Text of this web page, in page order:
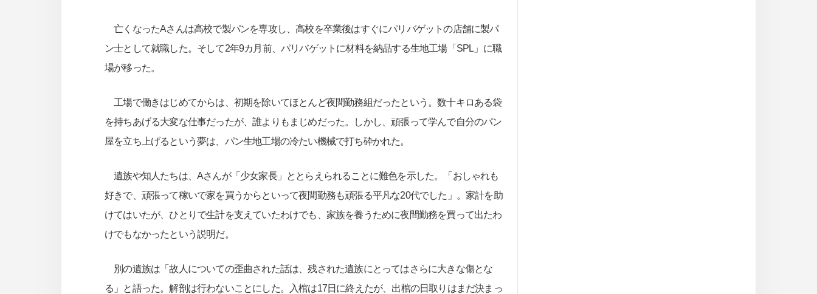
亡くなったAさんは高校で製パンを専攻し、高校を卒業後はすぐにパリバゲットの店舗に製パ
ン士として就職した。そして2年9カ月前、パリバゲットに材料を納品する生地工場「SPL」に職
場が移った。
工場で働きはじめてからは、初期を除いてほとんど夜間勤務組だったという。数十キロある袋
を持ちあげる大変な仕事だったが、誰よりもまじめだった。しかし、頑張って学んで自分のパン
屋を立ち上げるという夢は、パン生地工場の冷たい機械で打ち砕かれた。
遺族や知人たちは、Aさんが「少女家長」ととらえられることに難色を示した。「おしゃれも
好きで、頑張って稼いで家を買うからといって夜間勤務も頑張る平凡な20代でした」。家計を助
けてはいたが、ひとりで生計を支えていたわけでも、家族を養うために夜間勤務を買って出たわ
けでもなかったという説明だ。
別の遺族は「故人についての歪曲された話は、残された遺族にとってはさらに大きな傷とな
る」と語った。解剖は行わないことにした。入棺は17日に終えたが、出棺の日取りはまだ決まっ